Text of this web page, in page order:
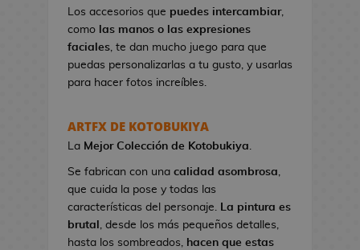
e
s
d
e
V
e
o
g
o
Los accesorios que puedes intercambiar,
como las manos o las expresiones
faciales, te dan mucho juego para que
puedas personalizarlas a tu gusto, y usarlas
para hacer fotos increíbles.
ARTFX DE KOTOBUKIYA
La Mejor Colección de Kotobukiya.
Se fabrican con una calidad asombrosa,
que cuida la pose y todas las
características del personaje. La pintura es
brutal , desde los más pequeños detalles,
hasta los sombreados, hacen que estas